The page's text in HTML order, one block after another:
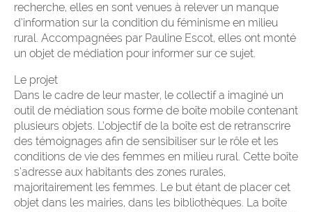
recherche, elles en sont venues à relever un manque
d’information sur la condition du féminisme en milieu
rural. Accompagnées par Pauline Escot, elles ont monté
un objet de médiation pour informer sur ce sujet.
Le projet
Dans le cadre de leur master, le collectif a imaginé un
outil de médiation sous forme de boîte mobile contenant
plusieurs objets. L’objectif de la boîte est de retranscrire
des témoignages afin de sensibiliser sur le rôle et les
conditions de vie des femmes en milieu rural. Cette boîte
s’adresse aux habitants des zones rurales,
majoritairement les femmes. Le but étant de placer cet
objet dans les mairies, dans les bibliothèques. La boîte